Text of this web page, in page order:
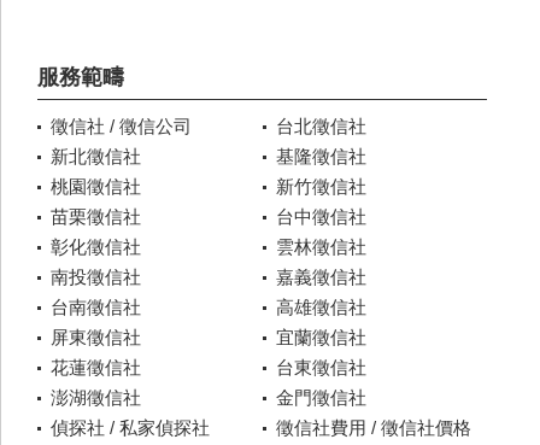
服務範疇
徵信社 / 徵信公司
台北徵信社
新北徵信社
基隆徵信社
桃園徵信社
新竹徵信社
苗栗徵信社
台中徵信社
彰化徵信社
雲林徵信社
南投徵信社
嘉義徵信社
台南徵信社
高雄徵信社
屏東徵信社
宜蘭徵信社
花蓮徵信社
台東徵信社
澎湖徵信社
金門徵信社
偵探社 / 私家偵探社
徵信社費用 / 徵信社價格